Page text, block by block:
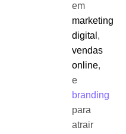
em
marketing
digital ,
vendas
online,
e
branding
para
atrair